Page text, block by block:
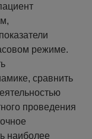
режиме.
сравнить
проведения
наиболее